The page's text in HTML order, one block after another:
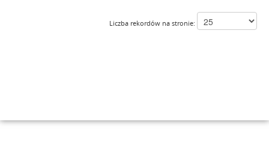
Liczba rekordów na stronie: